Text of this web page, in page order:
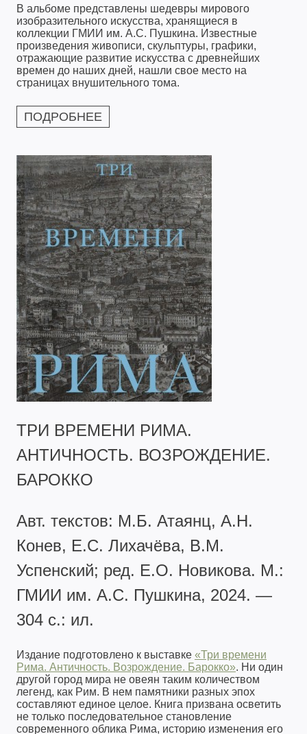
В альбоме представлены шедевры мирового
изобразительного искусства, хранящиеся в
коллекции ГМИИ им. А.С. Пушкина. Известные
произведения живописи, скульптуры, графики,
отражающие развитие искусства с древнейших
времен до наших дней, нашли свое место на
страницах внушительного тома.
ПОДРОБНЕЕ
ТРИ ВРЕМЕНИ РИМА.
АНТИЧНОСТЬ. ВОЗРОЖДЕНИЕ.
БАРОККО
Авт. текстов: М.Б. Атаянц, А.Н.
Конев, Е.С. Лихачёва, В.М.
Успенский; ред. Е.О. Новикова. М.:
ГМИИ им. А.С. Пушкина, 2024. —
304 с.: ил.
Издание подготовлено к выставке «Три времени
Рима. Античность. Возрождение. Барокко». Ни один
другой город мира не овеян таким количеством
легенд, как Рим. В нем памятники разных эпох
составляют единое целое. Книга призвана осветить
не только последовательное становление
современного облика Рима, историю изменения его